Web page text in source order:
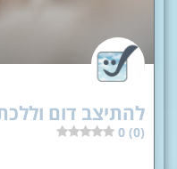
להתיצב דום
0 (0)